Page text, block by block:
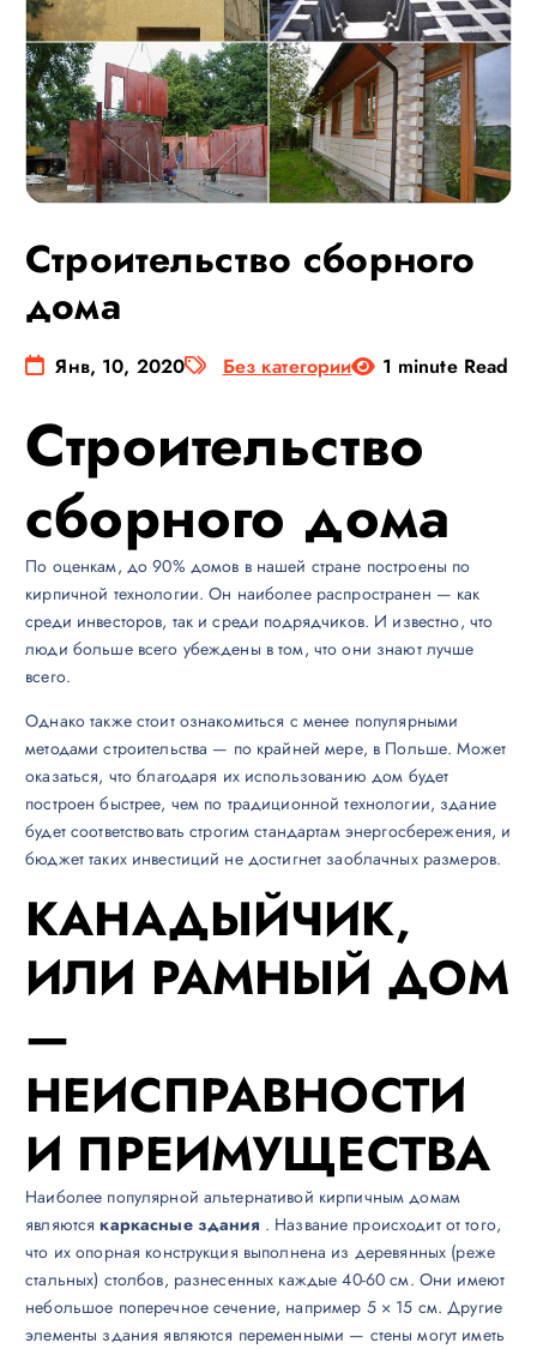
Строительство сборного
дома
Янв, 10, 2020 Без категории 1 minute Read
Строительство
сборного дома
По оценкам, до 90% домов в нашей стране построены по
кирпичной технологии. Он наиболее распространен — ​​как
среди инвесторов, так и среди подрядчиков. И известно, что
люди больше всего убеждены в том, что они знают лучше
всего.
Однако также стоит ознакомиться с менее популярными
методами строительства — по крайней мере, в Польше. Может
оказаться, что благодаря их использованию дом будет
построен быстрее, чем по традиционной технологии, здание
будет соответствовать строгим стандартам энергосбережения, и
бюджет таких инвестиций не достигнет заоблачных размеров.
КАНАДЫЙЧИК,
ИЛИ РАМНЫЙ ДОМ
—
НЕИСПРАВНОСТИ
И ПРЕИМУЩЕСТВА
Наиболее популярной альтернативой кирпичным домам
являютсякаркасные здания . Название происходит от того,
что их опорная конструкция выполнена из деревянных (реже
стальных) столбов, разнесенных каждые 40-60 см. Они имеют
небольшое поперечное сечение, например 5 × 15 см. Другие
элементы здания являются переменными — стены могут иметь